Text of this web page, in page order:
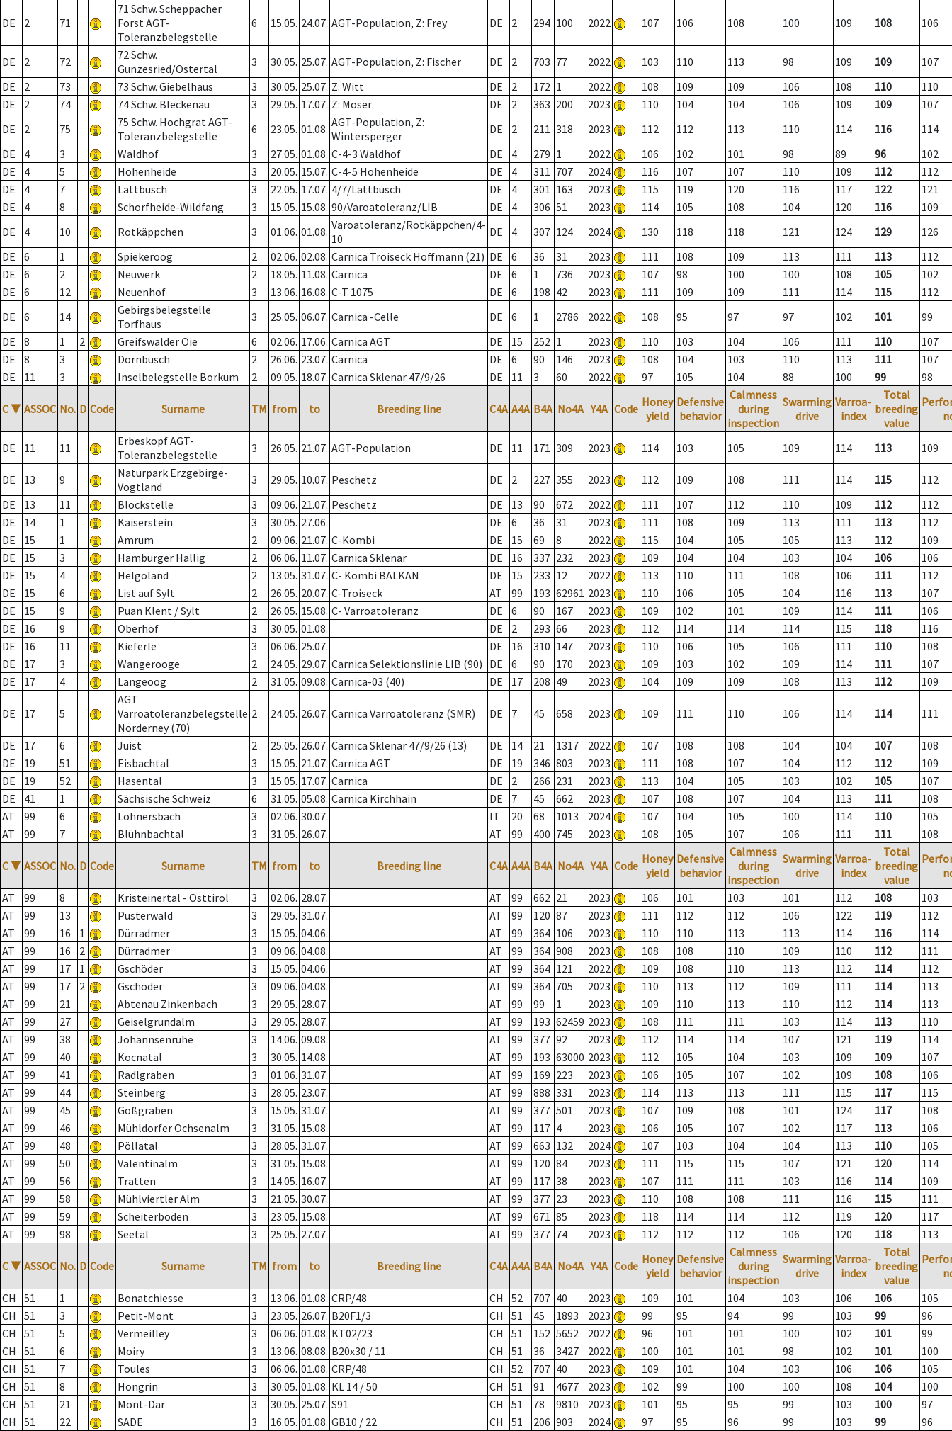
DE 2 71
71 Schw. Scheppacher
Forst AGT-
Toleranzbelegstelle
6 15.05. 24.07. AGT-Population, Z: Frey DE 2 294 100 2022 107 106 108 100 109 108 106
DE 2 72
72 Schw.
Gunzesried/Ostertal
3 30.05. 25.07. AGT-Population, Z: Fischer DE 2 703 77 2022 103 110 113 98 109 109
107
DE
2 73 73 Schw. Giebelhaus 3 30.05. 25.07. Z: Witt DE 2 172 1 2022 108 109 109 106 108 110
110
DE
2 74 74 Schw. Bleckenau 3 29.05. 17.07. Z: Moser DE 2 363 200 2023 110 104 104 106 109 109
107
DE
2 75
75 Schw. Hochgrat AGT-
Toleranzbelegstelle
6 23.05. 01.08. AGT-Population, Z:
Wintersperger
DE 2 211 318 2023 112 112 113 110 114 116
114
DE
4 3 Waldhof 3 27.05. 01.08. C-4-3 Waldhof DE 4 279 1 2022 106 102 101 98 89 96
102
DE
4 5 Hohenheide 3 20.05. 15.07. C-4-5 Hohenheide DE 4 311 707 2024 116 107 107 110 109 112
112
DE
4 7 Lattbusch 3 22.05. 17.07. 4/7/Lattbusch DE 4 301 163 2023 115 119 120 116 117 122
121
DE
4 8 Schorfheide-Wildfang 3 15.05. 15.08. 90/Varoatoleranz/LIB DE 4 306 51 2023 114 105 108 104 120 116
109
DE
4 10 Rotkäppchen 3 01.06. 01.08. Varoatoleranz/Rotkäppchen/4-
10
DE 4 307 124 2024 130 118 118 121 124 129
126
DE
6 1 Spiekeroog 2 02.06. 02.08. Carnica Troiseck Hoffmann (21) DE 6 36 31 2023 111 108 109 113 111 113
112
DE
6 2 Neuwerk 2 18.05. 11.08. Carnica DE 6 1 736 2023 107 98 100 100 108 105
102
DE
6 12 Neuenhof 3 13.06. 16.08. C-T 1075 DE 6 198 42 2023 111 109 109 111 114 115
112
DE
6 14
Gebirgsbelegstelle
Torfhaus
3 25.05. 06.07. Carnica -Celle DE 6 1 2786 2022 108 95 97 97 102 101
99
DE
8 1 2 Greifswalder Oie 6 02.06. 17.06. Carnica AGT DE 15 252 1 2023 110 103 104 106 111 110
107
DE
8 3 Dornbusch 2 26.06. 23.07. Carnica DE 6 90 146 2023 108 104 103 110 113 111
107
DE
11 3 Inselbelegstelle Borkum 2 09.05. 18.07. Carnica Sklenar 47/9/26 DE 11 3 60 2022 97 105 104 88 100 99 98
C ▼ ASSOC No. D Code Surname TM from to Breeding line C4A A4A B4A No4A Y4A Code Honey
yield
Defensive
behavior
Calmness
during
inspection
Swarming
drive
Varroa-
index
Total
breeding
value
DE 11 11
Erbeskopf AGT-
Toleranzbelegstelle
3 26.05. 21.07. AGT-Population DE 11 171 309 2023 114 103 105 109 114 113 109
DE 13 9
Naturpark Erzgebirge-
Vogtland
3 29.05. 10.07. Peschetz DE 2 227 355 2023 112 109 108 111 114 115
112
DE
13 11 Blockstelle 3 09.06. 21.07. Peschetz DE 13 90 672 2022 111 107 112 110 109 112
112
DE
14 1 Kaiserstein 3 30.05. 27.06. DE 6 36 31 2023 111 108 109 113 111 113
112
DE
15 1 Amrum 2 09.06. 21.07. C-Kombi DE 15 69 8 2022 115 104 105 105 113 112
109
DE
15 3 Hamburger Hallig 2 06.06. 11.07. Carnica Sklenar DE 16 337 232 2023 109 104 104 103 104 106
106
DE
15 4 Helgoland 2 13.05. 31.07. C- Kombi BALKAN DE 15 233 12 2022 113 110 111 108 106 111
112
DE
15 6 List auf Sylt 2 26.05. 20.07. C-Troiseck AT 99 193 62961 2023 110 106 105 104 116 113
107
DE
15 9 Puan Klent / Sylt 2 26.05. 15.08. C- Varroatoleranz DE 6 90 167 2023 109 102 101 109 114 111
106
DE
16 9 Oberhof 3 30.05. 01.08. DE 2 293 66 2023 112 114 114 114 115 118
116
DE
16 11 Kieferle 3 06.06. 25.07. DE 16 310 147 2023 110 106 105 106 111 110
108
DE
17 3 Wangerooge 2 24.05. 29.07. Carnica Selektionslinie LIB (90) DE 6 90 170 2023 109 103 102 109 114 111
107
DE
17 4 Langeoog 2 31.05. 09.08. Carnica-03 (40) DE 17 208 49 2023 104 109 109 108 113 112 109
DE 17 5
AGT
Varroatoleranzbelegstelle
Norderney (70)
2 24.05. 26.07. Carnica Varroatoleranz (SMR) DE 7 45 658 2023 109 111 110 106 114 114 111
DE 17 6 Juist 2 25.05. 26.07. Carnica Sklenar 47/9/26 (13) DE 14 21 1317 2022 107 108 108 104 104 107
108
DE
19 51 Eisbachtal 3 15.05. 21.07. Carnica AGT DE 19 346 803 2023 111 108 107 104 112 112
109
DE
19 52 Hasental 3 15.05. 17.07. Carnica DE 2 266 231 2023 113 104 105 103 102 105
107
DE
41 1 Sächsische Schweiz 6 31.05. 05.08. Carnica Kirchhain DE 7 45 662 2023 107 108 107 104 113 111
108
AT
99 6 Löhnersbach 3 02.06. 30.07. IT 20 68 1013 2024 107 104 105 100 114 110
105
AT
99 7 Blühnbachtal 3 31.05. 26.07. AT 99 400 745 2023 108 105 107 106 111 111 108
C ▼ ASSOC No. D Code Surname TM from to Breeding line C4A A4A B4A No4A Y4A Code Honey
yield
Defensive
behavior
Calmness
during
inspection
Swarming
drive
Varroa-
index
Total
breeding
value
AT
99 8 Kristeinertal - Osttirol 3 02.06. 28.07. AT 99 662 21 2023 106 101 103 101 112 108
103
AT
99 13 Pusterwald 3 29.05. 31.07. AT 99 120 87 2023 111 112 112 106 122 119
112
AT
99 16 1 Dürradmer 3 15.05. 04.06. AT 99 364 106 2023 110 110 113 113 114 116
114
AT
99 16 2 Dürradmer 3 09.06. 04.08. AT 99 364 908 2023 108 108 110 109 110 112
111
AT
99 17 1 Gschöder 3 15.05. 04.06. AT 99 364 121 2022 109 108 110 113 112 114
112
AT
99 17 2 Gschöder 3 09.06. 04.08. AT 99 364 705 2023 110 113 112 109 111 114
113
AT
99 21 Abtenau Zinkenbach 3 29.05. 28.07. AT 99 99 1 2023 109 110 113 110 112 114
113
AT
99 27 Geiselgrundalm 3 29.05. 28.07. AT 99 193 62459 2023 108 111 111 103 114 113
110
AT
99 38 Johannsenruhe 3 14.06. 09.08. AT 99 377 92 2023 112 114 114 107 121 119
114
AT
99 40 Kocnatal 3 30.05. 14.08. AT 99 193 63000 2023 112 105 104 103 109 109
107
AT
99 41 Radlgraben 3 01.06. 31.07. AT 99 169 223 2023 106 105 107 102 109 108
106
AT
99 44 Steinberg 3 28.05. 23.07. AT 99 888 331 2023 114 113 113 111 115 117
115
AT
99 45 Gößgraben 3 15.05. 31.07. AT 99 377 501 2023 107 109 108 101 124 117
108
AT
99 46 Mühldorfer Ochsenalm 3 31.05. 15.08. AT 99 117 4 2023 106 105 107 102 117 113
106
AT
99 48 Pöllatal 3 28.05. 31.07. AT 99 663 132 2024 107 103 104 104 113 110
105
AT
99 50 Valentinalm 3 31.05. 15.08. AT 99 120 84 2023 111 115 115 107 121 120
114
AT
99 56 Tratten 3 14.05. 16.07. AT 99 117 38 2023 107 111 111 103 116 114
109
AT
99 58 Mühlviertler Alm 3 21.05. 30.07. AT 99 377 23 2023 110 108 108 111 116 115
111
AT
99 59 Scheiterboden 3 23.05. 15.08. AT 99 671 85 2023 118 114 114 112 119 120
117
AT
99 98 Seetal 3 25.05. 27.07. AT 99 377 74 2023 112 112 112 106 120 118 113
C ▼ ASSOC No. D Code Surname TM from to Breeding line C4A A4A B4A No4A Y4A Code Honey
yield
Defensive
behavior
Calmness
during
inspection
Swarming
drive
Varroa-
index
Total
breeding
value
CH
51 1 Bonatchiesse 3 13.06. 01.08. CRP/48 CH 52 707 40 2023 109 101 104 103 106 106
105
CH
51 3 Petit-Mont 3 23.05. 26.07. B20F1/3 CH 51 45 1893 2023 99 95 94 99 103 99
96
CH
51 5 Vermeilley 3 06.06. 01.08. KT02/23 CH 51 152 5652 2022 96 101 101 100 102 101
99
CH
51 6 Moiry 3 13.06. 08.08. B20x30 / 11 CH 51 36 3427 2022 100 101 101 98 102 101
100
CH
51 7 Toules 3 06.06. 01.08. CRP/48 CH 52 707 40 2023 109 101 104 103 106 106
105
CH
51 8 Hongrin 3 30.05. 01.08. KL 14 / 50 CH 51 91 4677 2023 102 99 100 100 108 104
100
CH
51 21 Mont-Dar 3 30.05. 25.07. S91 CH 51 78 9810 2023 101 95 95 99 103 100
97
CH
51 22 SADE 3 16.05. 01.08. GB10 / 22 CH 51 206 903 2024 97 95 96 99 103 99 96